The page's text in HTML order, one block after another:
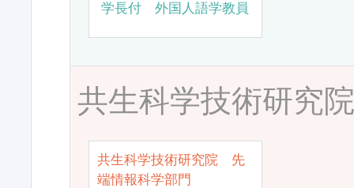
学長付 外国人語学教員
共生科学技術研究
共生科学技術研究院 先
端情報科学部門